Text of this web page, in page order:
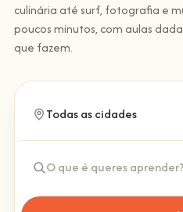
culinária até surf, fotografia e
poucos minutos, com aulas
que fazem.